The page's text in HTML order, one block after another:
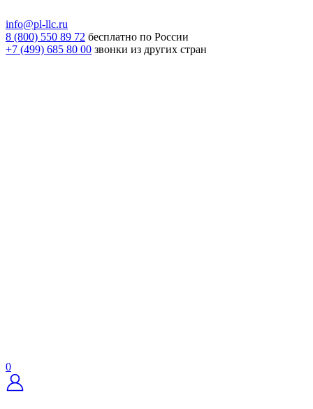
info@pl-llc.ru
8 (800) 550 89 72 бесплатно по России
+7 (499) 685 80 00 звонки из других стран
0